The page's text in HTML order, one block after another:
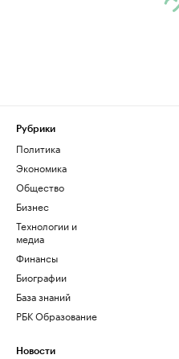
Рубрики
Политика
Экономика
Общество
Бизнес
Технологии и
медиа
Финансы
Биографии
База знаний
РБК Образование
Новости